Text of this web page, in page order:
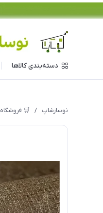
دسته‌بندی کالاها
نوسازشاپ / 🛒 فروشگاه